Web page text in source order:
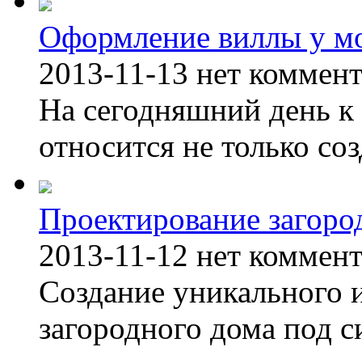
Оформление виллы у
2013-11-13 нет
На сегодняшний день к
относится не только
Проектирование
2013-11-12 нет
Создание уникального
загородного дома под